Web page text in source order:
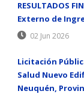
RESULTADOS
Externo de
02 Jun 2026
Licitación
Salud Nuevo
Neuquén,